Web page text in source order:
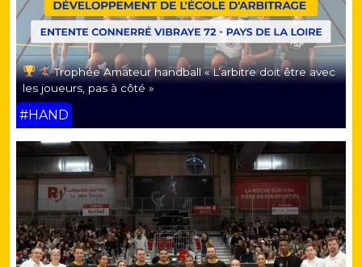
Trophée Amateur handball « L’arbitre doit être avec
les joueurs, pas à côté »
#HAND